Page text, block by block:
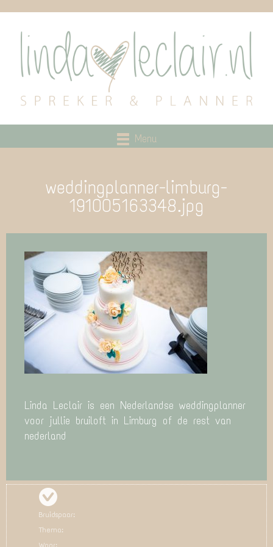
Menu
weddingplanner-limburg-
191005163348.jpg
Linda Leclair is een Nederlandse weddingplanner
voor jullie bruiloft in Limburg of de rest van
nederland
Bruidspaar:
Thema:
Waar: